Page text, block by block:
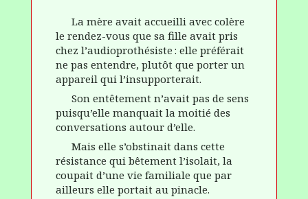
La mère avait accueilli avec colère
le rendez-vous que sa fille avait pris
chez l’audioprothésiste : elle préférait
ne pas entendre, plutôt que porter un
appareil qui l’insupporterait.
Son entêtement n’avait pas de sens
puisqu’ellemanquait la moitié des
conversations autour d’elle.
Mais elle s’obstinait dans cette
résistance qui bêtement l’isolait, la
coupait d’une vie familiale que par
ailleurs elle portait au pinacle.